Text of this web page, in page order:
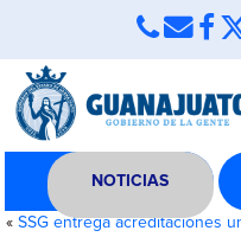
NOTICIAS
« SSG entrega acreditaciones